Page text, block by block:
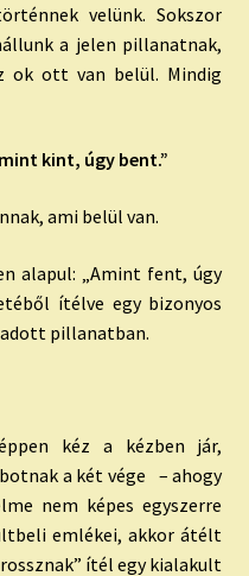
velünk. Sokszor
a jelen pillanatnak,
ok ott van belül. Mindig
kint, úgy bent.”
ami belül van.
alapul: „Amint fent, úgy
ítélve egy bizonyos
pillanatban.
kéz a kézben jár,
a két vége – ahogy
nem képes egyszerre
emlékei, akkor átélt
ítél egy kialakult